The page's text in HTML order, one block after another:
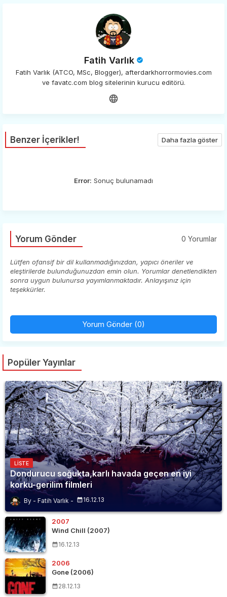
Fatih Varlık
Fatih Varlık (ATCO, MSc, Blogger), afterdarkhorrormovies.com
ve favatc.com blog sitelerinin kurucu editörü.
Benzer İçerikler! Daha fazla göster
Error: Sonuç bulunamadı
Yorum Gönder 0 Yorumlar
Lütfen ofansif bir dil kullanmadığınızdan, yapıcı öneriler ve
eleştirilerde bulunduğunuzdan emin olun. Yorumlar denetlendikten
sonra uygun bulunursa yayımlanmaktadır. Anlayışınız için
teşekkürler.
Yorum Gönder (0)
Popüler Yayınlar
LISTE
Dondurucu soğukta,karlı havada geçen en iyi
korku-gerilim filmleri
Fatih Varlık 16.12.13
2007
Wind Chill (2007)
16.12.13
2006
Gone (2006)
28.12.13